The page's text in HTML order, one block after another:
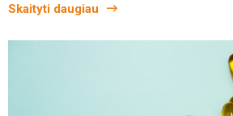
Skaityti daugiau